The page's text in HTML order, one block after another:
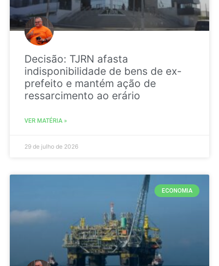
Decisão: TJRN afasta
indisponibilidade de bens de ex-
prefeito e mantém ação de
ressarcimento ao erário
VER MATÉRIA »
29 de julho de 2026
ECONOMIA